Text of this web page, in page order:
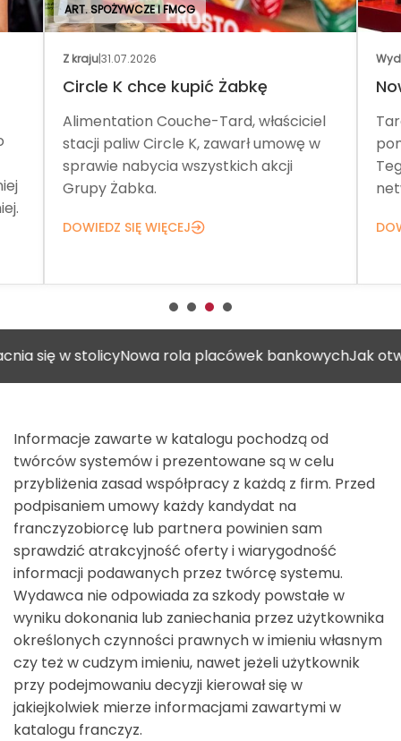
ART. SPOŻYWCZE I FMCG
Z kraju|31.07.2026
Circle K chce kupić Żabkę
Alimentation Couche-Tard, właściciel
stacji paliw Circle K, zawarł umowę w
sprawie nabycia wszystkich akcji
Grupy Żabka.
DOWIEDZ SIĘ WIĘCEJ
stolicyNowa rola placówek bankowychJak otworzyć
Informacje zawarte w katalogu pochodzą od
twórców systemów i prezentowane są w celu
przybliżenia zasad współpracy z każdą z firm. Przed
podpisaniem umowy każdy kandydat na
franczyzobiorcę lub partnera powinien sam
sprawdzić atrakcyjność oferty i wiarygodność
informacji podawanych przez twórcę systemu.
Wydawca nie odpowiada za szkody powstałe w
wyniku dokonania lub zaniechania przez użytkownika
określonych czynności prawnych w imieniu własnym
czy też w cudzym imieniu, nawet jeżeli użytkownik
przy podejmowaniu decyzji kierował się w
jakiejkolwiek mierze informacjami zawartymi w
katalogu franczyz.